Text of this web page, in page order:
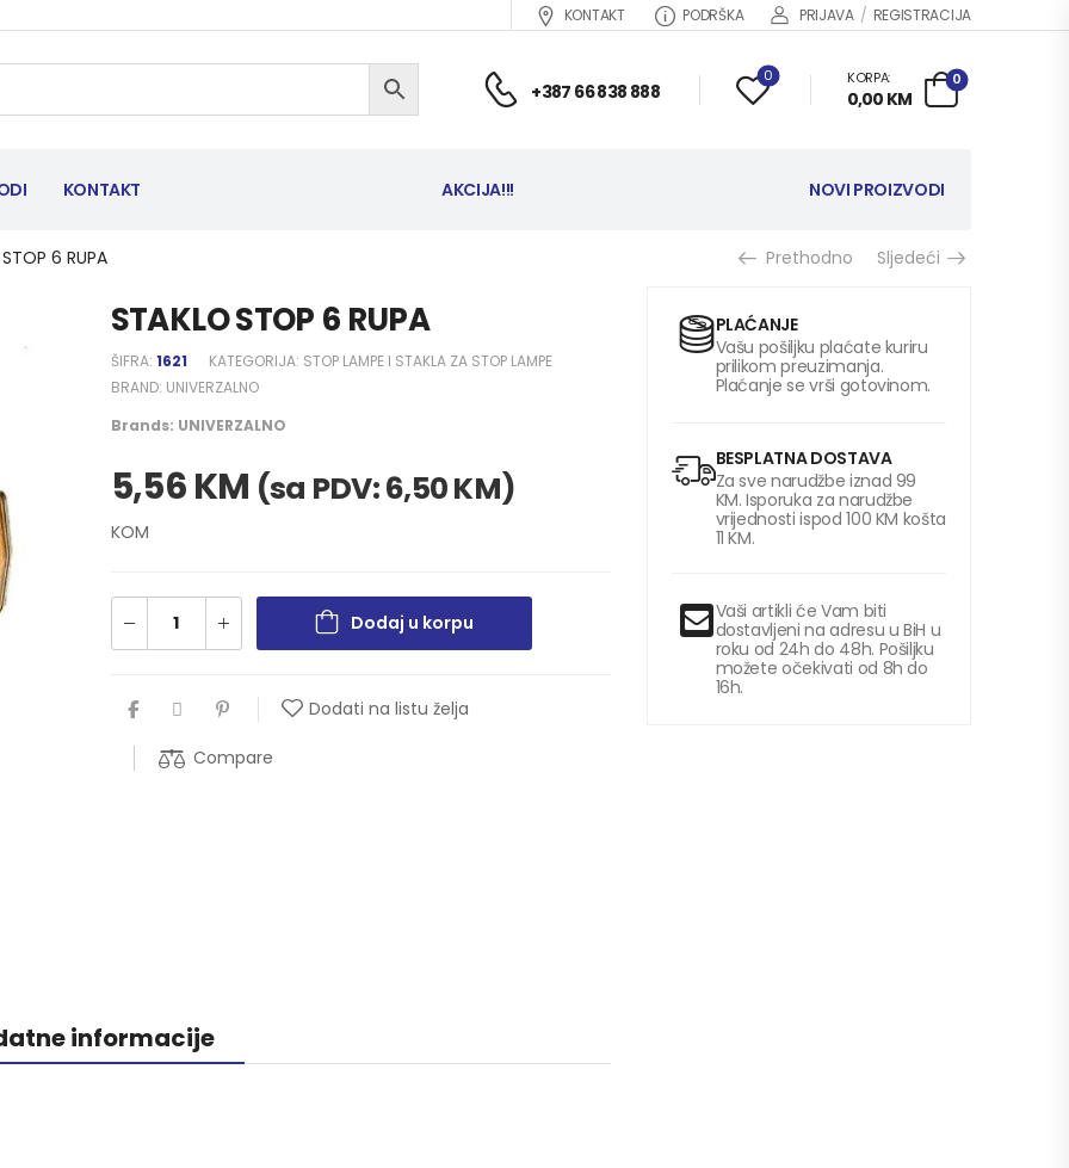
KONTAKT PODRŠKA PRIJAVA / REGISTRACIJA
+387 66 838 888
0 KORPA:
0,00 KM
0
KONTAKT AKCIJA!!! NOVI PROIZVODI
6 RUPA Prethodno Sljedeći
STAKLO STOP 6 RUPA
ŠIFRA: 1621 KATEGORIJA: STOP LAMPE I STAKLA ZA STOP LAMPE
BRAND: UNIVERZALNO
Brands: UNIVERZALNO
5,56KM (sa PDV:6,50KM)
KOM
Dodaj u korpu
Dodati na listu želja
Compare
informacije
PLAĆANJE
Vašu pošiljku plaćate kuriru
prilikom preuzimanja.
Plaćanje se vrši gotovinom.
BESPLATNA DOSTAVA
Za sve narudžbe iznad 99
KM. Isporuka za narudžbe
vrijednosti ispod 100 KM košta
11 KM.
Vaši artikli će Vam biti
dostavljeni na adresu u BiH u
roku od 24h do 48h. Pošiljku
možete očekivati od 8h do
16h.